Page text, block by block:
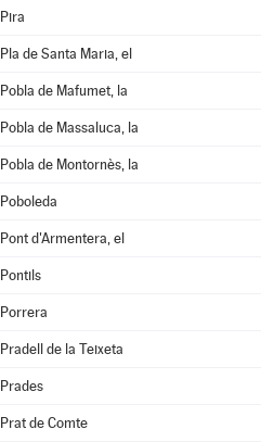
Pira
Pla de Santa Maria, el
Pobla de Mafumet, la
Pobla de Massaluca, la
Pobla de Montornès, la
Poboleda
Pont d'Armentera, el
Pontils
Porrera
Pradell de la Teixeta
Prades
Prat de Comte